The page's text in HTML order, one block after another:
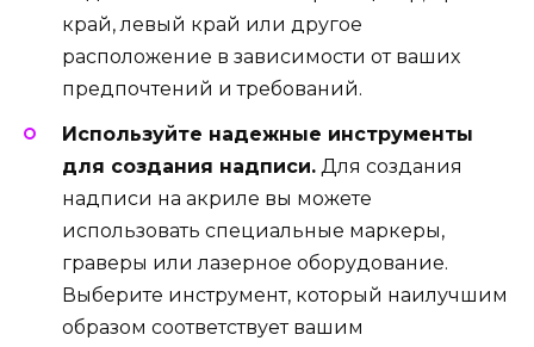
край, левый край или другое
расположение в зависимости от ваших
предпочтений и требований.
Используйте надежные инструменты
для создания надписи. Для создания
надписи на акриле вы можете
использовать специальные маркеры,
граверы или лазерное оборудование.
Выберите инструмент, который наилучшим
образом соответствует вашим